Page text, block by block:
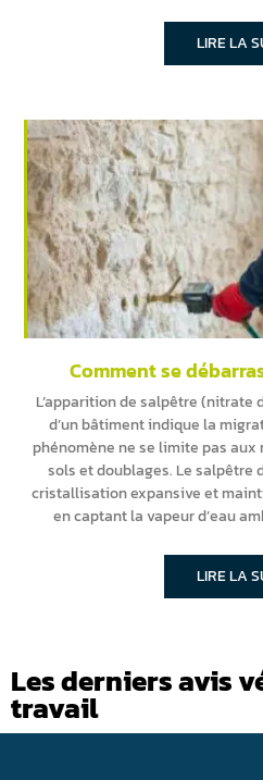
LIRE LA
Comment se
L’apparition de salpêtre (nitrate
d’un bâtiment indique la
phénomène ne se limite pas
sols et doublages. Le salpêtre
cristallisation expansive et
en captant la vapeur d’eau
LIRE LA
Les derniers avis
travail